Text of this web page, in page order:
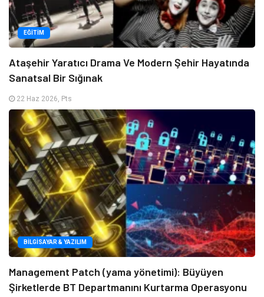
EĞITIM
Ataşehir Yaratıcı Drama Ve Modern Şehir Hayatında
Sanatsal Bir Sığınak
22 Haz 2026, Pts
BILGISAYAR & YAZILIM
Management Patch (yama yönetimi): Büyüyen
Şirketlerde BT Departmanını Kurtarma Operasyonu